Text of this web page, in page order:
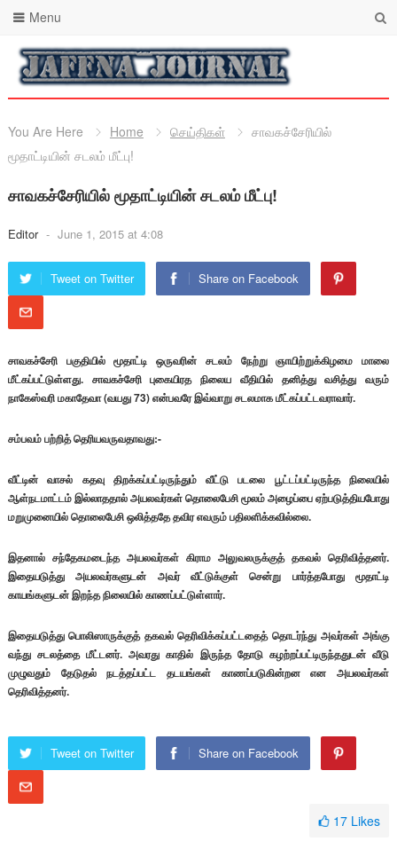
Menu
You Are Here Home செய்திகள்
சாவகச்சேரியில்
மூதாட்டியின் சடலம் மீட்பு!
சாவகச்சேரியில் மூதாட்டியின் சடலம் மீட்பு!
Editor - June 1, 2015 at 4:08
Tweet on Twitter Share on Facebook
சாவகச்சேரி பகுதியில் மூதாட்டி ஒருவரின் சடலம் நேற்று ஞாயிற்றுக்கிழமை மாலை
மீட்கப்பட்டுள்ளது. சாவகச்சேரி புகையிரத நிலைய வீதியில் தனித்து வசித்து வரும்
நாகேஸ்வரி மகாதேவா (வயது 73) என்பவரே இவ்வாறு சடலமாக மீட்கப்பட்டவராவார்.
சம்பவம் பற்றித் தெரியவருவதாவது:-
வீட்டின் வாசல் கதவு திறக்கப்பட்டிருந்தும் வீட்டு படலை பூட்டப்பட்டிருந்த நிலையில்
ஆள்நடமாட்டம் இல்லாததால் அயலவர்கள் தொலைபேசி மூலம் அழைப்பை ஏற்படுத்தியபோது
மறுமுனையில் தொலைபேசி ஒலித்ததே தவிர எவரும் பதிலளிக்கவில்லை.
இதனால் சந்தேகமடைந்த அயலவர்கள் கிராம அலுவலருக்குத் தகவல் தெரிவித்தனர்.
இதையடுத்து அயலவர்களுடன் அவர் வீட்டுக்குள் சென்று பார்த்தபோது மூதாட்டி
காயங்களுடன் இறந்த நிலையில் காணப்பட்டுள்ளார்.
இதையடுத்து பொலிஸாருக்குத் தகவல் தெரிவிக்கப்பட்டதைத் தொடர்ந்து அவர்கள் அங்கு
வந்து சடலத்தை மீட்டனர். அவரது காதில் இருந்த தோடு கழற்றப்பட்டிருந்ததுடன் வீடு
முழுவதும் தேடுதல் நடத்தப்பட்ட தடயங்கள் காணப்படுகின்றன என அயலவர்கள்
தெரிவித்தனர்.
Tweet on Twitter Share on Facebook
17 Likes